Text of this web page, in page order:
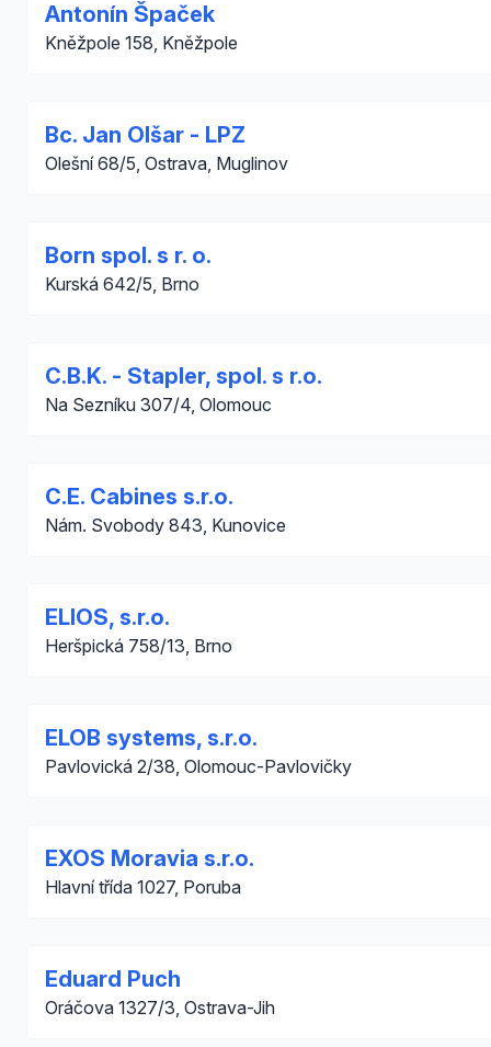
Antonín Špaček
Kněžpole 158, Kněžpole
Bc. Jan Olšar - LPZ
Olešní 68/5, Ostrava, Muglinov
Born spol. s r. o.
Kurská 642/5, Brno
C.B.K. - Stapler, spol. s r.o.
Na Sezníku 307/4, Olomouc
C.E. Cabines s.r.o.
Nám. Svobody 843, Kunovice
ELIOS, s.r.o.
Heršpická 758/13, Brno
ELOB systems, s.r.o.
Pavlovická 2/38, Olomouc-Pavlovičky
EXOS Moravia s.r.o.
Hlavní třída 1027, Poruba
Eduard Puch
Oráčova 1327/3, Ostrava-Jih